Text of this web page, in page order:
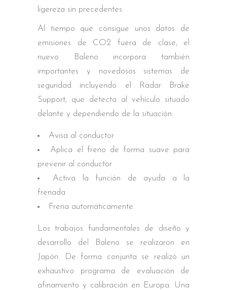
ligereza sin precedentes.
Al tiempo que consigue unos datos de
emisiones de CO2 fuera de clase, el
nuevo Baleno incorpora también
importantes y novedosos sistemas de
seguridad incluyendo el Radar Brake
Support, que detecta al vehículo situado
delante y dependiendo de la situación:
Avisa al conductor
Aplica el freno de forma suave para
prevenir al conductor
Activa la función de ayuda a la
frenada
Frena automáticamente.
Los trabajos fundamentales de diseño y
desarrollo del Baleno se realizaron en
Japón. De forma conjunta se realizó un
exhaustivo programa de evaluación de
afinamiento y calibración en Europa. Una